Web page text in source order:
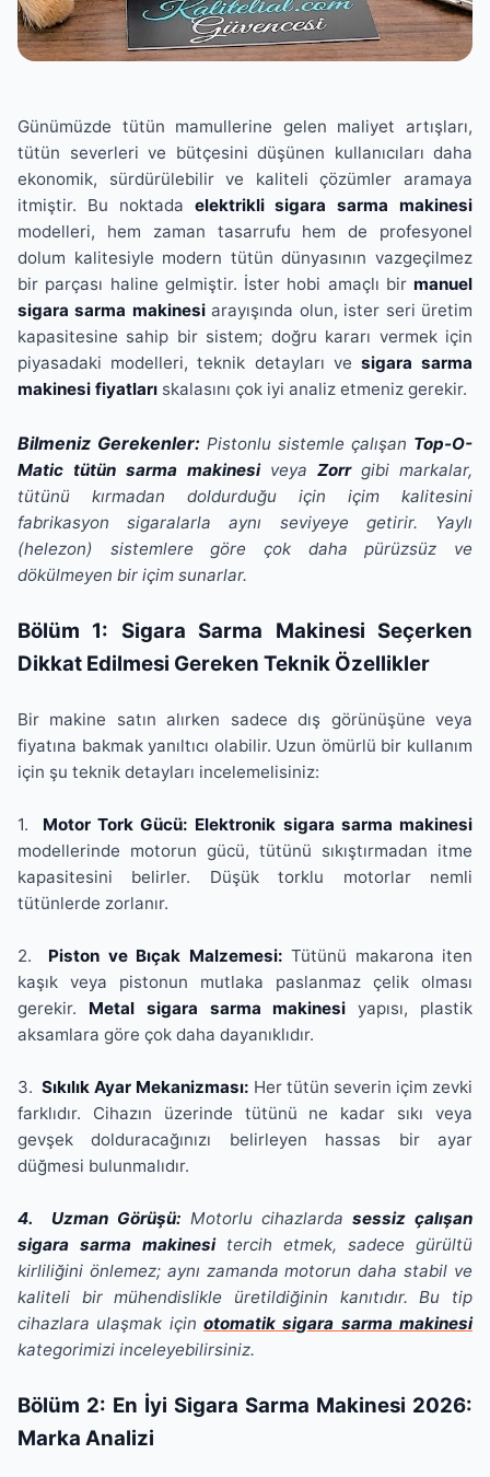
Günümüzde tütün mamullerine gelen maliyet artışları,
tütün severleri ve bütçesini düşünen kullanıcıları daha
ekonomik, sürdürülebilir ve kaliteli çözümler aramaya
itmiştir. Bu noktada elektrikli sigara sarma makinesi
modelleri, hem zaman tasarrufu hem de profesyonel
dolum kalitesiyle modern tütün dünyasının vazgeçilmez
bir parçası haline gelmiştir. İster hobi amaçlı bir manuel
sigara sarma makinesiarayışında olun, ister seri üretim
kapasitesine sahip bir sistem; doğru kararı vermek için
piyasadaki modelleri, teknik detayları ve sigara sarma
makinesi fiyatları skalasını çok iyi analiz etmeniz gerekir.
Bilmeniz Gerekenler: Pistonlu sistemle çalışan Top-O-
Matic tütün sarma makinesiveya Zorr gibi markalar,
tütünü kırmadan doldurduğu için içim kalitesini
fabrikasyon sigaralarla aynı seviyeye getirir. Yaylı
(helezon) sistemlere göre çok daha pürüzsüz ve
dökülmeyen bir içim sunarlar.
Bölüm 1: Sigara Sarma Makinesi Seçerken
Dikkat Edilmesi Gereken Teknik Özellikler
Bir makine satın alırken sadece dış görünüşüne veya
fiyatına bakmak yanıltıcı olabilir. Uzun ömürlü bir kullanım
için şu teknik detayları incelemelisiniz:
1. Motor Tork Gücü: Elektronik sigara sarma makinesi
modellerinde motorun gücü, tütünü sıkıştırmadan itme
kapasitesini belirler. Düşük torklu motorlar nemli
tütünlerde zorlanır.
2. Piston ve Bıçak Malzemesi: Tütünü makarona iten
kaşık veya pistonun mutlaka paslanmaz çelik olması
gerekir. Metal sigara sarma makinesi yapısı, plastik
aksamlara göre çok daha dayanıklıdır.
3. Sıkılık Ayar Mekanizması: Her tütün severin içim zevki
farklıdır. Cihazın üzerinde tütünü ne kadar sıkı veya
gevşek dolduracağınızı belirleyen hassas bir ayar
düğmesi bulunmalıdır.
4. Uzman Görüşü: Motorlu cihazlarda sessiz çalışan
sigara sarma makinesitercih etmek, sadece gürültü
kirliliğini önlemez; aynı zamanda motorun daha stabil ve
kaliteli bir mühendislikle üretildiğinin kanıtıdır. Bu tip
cihazlara ulaşmak için otomatik sigara sarma makinesi
kategorimizi inceleyebilirsiniz.
Bölüm 2: En İyi Sigara Sarma Makinesi 2026:
Marka Analizi